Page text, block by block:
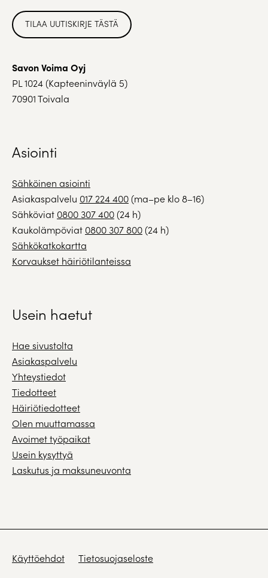
TILAA UUTISKIRJE TÄSTÄ
Savon Voima Oyj
PL 1024 (Kapteeninväylä 5)
70901 Toivala
Asiointi
Sähköinen asiointi
Asiakaspalvelu 017 224 400(ma–pe klo 8–16)
Sähköviat 0800 307 400(24 h)
Kaukolämpöviat 0800 307 800(24 h)
Sähkökatkokartta
Korvaukset häiriötilanteissa
Usein haetut
Hae sivustolta
Asiakaspalvelu
Yhteystiedot
Tiedotteet
Häiriötiedotteet
Olen muuttamassa
Avoimet työpaikat
Usein kysyttyä
Laskutus ja maksuneuvonta
Käyttöehdot Tietosuojaseloste